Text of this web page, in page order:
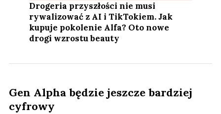
Drogeria przyszłości nie musi
rywalizować z AI i TikTokiem. Jak
kupuje pokolenie Alfa? Oto nowe
drogi wzrostu beauty
Gen Alpha będzie jeszcze bardziej
cyfrowy